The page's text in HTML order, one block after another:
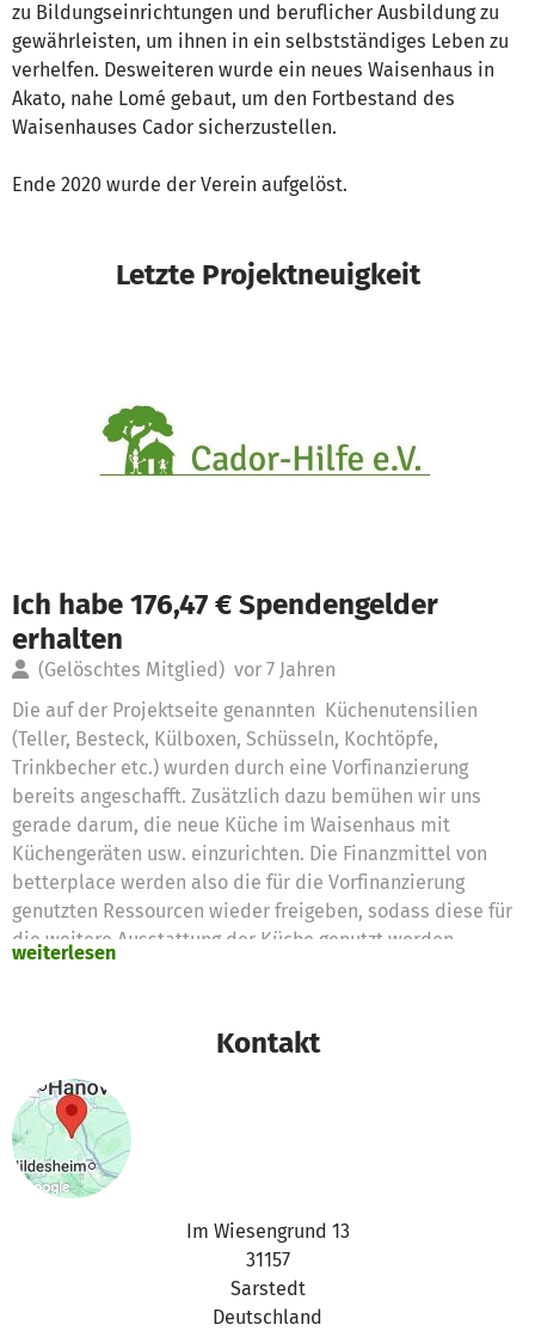
zu Bildungseinrichtungen und beruflicher Ausbildung zu
gewährleisten, um ihnen in ein selbstständiges Leben zu
verhelfen. Desweiteren wurde ein neues Waisenhaus in
Akato, nahe Lomé gebaut, um den Fortbestand des
Waisenhauses Cador sicherzustellen.
Ende 2020 wurde der Verein aufgelöst.
Letzte Projektneuigkeit
Ich habe 176,47 € Spendengelder
erhalten
(Gelöschtes Mitglied) vor 7 Jahren
Die auf der Projektseite genannten Küchenutensilien
(Teller, Besteck, Külboxen, Schüsseln, Kochtöpfe,
Trinkbecher etc.) wurden durch eine Vorfinanzierung
bereits angeschafft. Zusätzlich dazu bemühen wir uns
gerade darum, die neue Küche im Waisenhaus mit
Küchengeräten usw. einzurichten. Die Finanzmittel von
betterplace werden also die für die Vorfinanzierung
genutzten Ressourcen wieder freigeben, sodass diese für
die weitere Ausstattung der Küche genutzt werden
weiterlesen
Kontakt
Im Wiesengrund 13
31157
Sarstedt
Deutschland